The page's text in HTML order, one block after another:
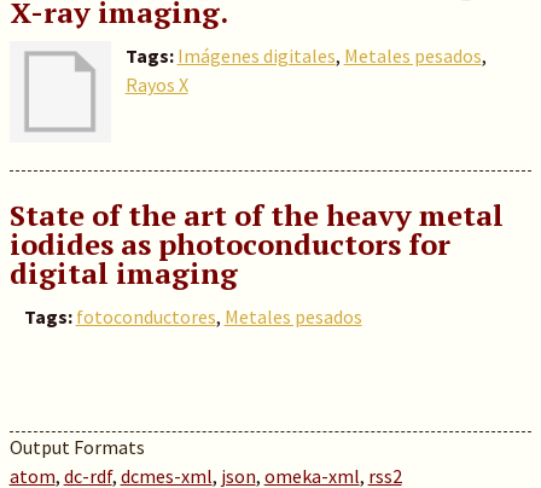
X-ray imaging.
Tags: Imágenes digitales, Metales pesados,
Rayos X
State of the art of the heavy metal
iodides as photoconductors for
digital imaging
Tags: fotoconductores, Metales pesados
Output Formats
atom, dc-rdf, dcmes-xml, json, omeka-xml, rss2